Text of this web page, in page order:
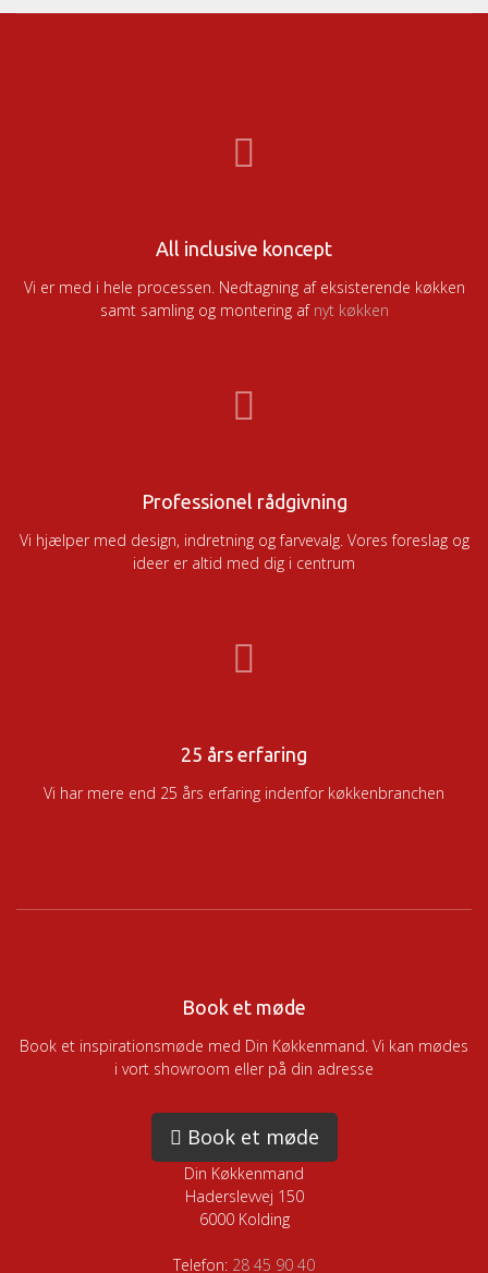
All inclusive koncept
Vi er med i hele processen. Nedtagning af eksisterende køkken
samt samling og montering af nyt køkken
Professionel rådgivning
Vi hjælper med design, indretning og farvevalg. Vores foreslag og
ideer er altid med dig i centrum
25 års erfaring
Vi har mere end 25 års erfaring indenfor køkkenbranchen
Book et møde
Book et inspirationsmøde med Din Køkkenmand. Vi kan mødes
i vort showroom eller på din adresse
Book et møde
Din Køkkenmand
Haderslevvej 150
6000 Kolding
Telefon: 28 45 90 40